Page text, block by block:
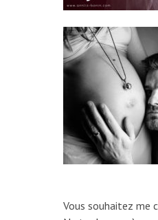
Vous souhaitez me